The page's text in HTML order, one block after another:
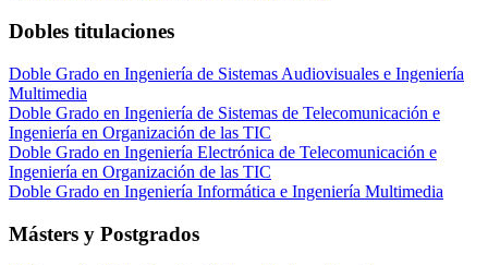
Dobles titulaciones
Doble Grado en Ingeniería de Sistemas Audiovisuales e Ingeniería
Multimedia
Doble Grado en Ingeniería de Sistemas de Telecomunicación e
Ingeniería en Organización de las TIC
Doble Grado en Ingeniería Electrónica de Telecomunicación e
Ingeniería en Organización de las TIC
Doble Grado en Ingeniería Informática e Ingeniería Multimedia
Másters y Postgrados